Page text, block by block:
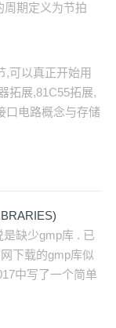
期定义为节拍
,可以真正开始用
拓展,81C55拓展,
口电路概念与存储
缺少gmp库 . 已
下载的gmp库似
中写了一个简单